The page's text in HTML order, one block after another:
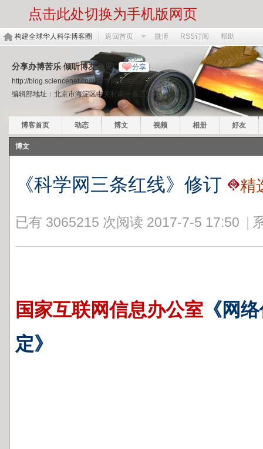
点击此处切换为手机版网页
构建全球华人科学博客圈 返回首页 微博 RSS订阅 帮助
分享办博苦乐 倾听博友意见 分享
http://blog.sciencenet.cn/u/科学网编辑部
编辑部地址：北京市海淀区中关村南一条乙三号
博客首页 动态 博文 视频 相册 好友
博文
《科学网三条红线》修订 精
已有 3065215 次阅读 2017-7-5 17:50
国家互联网信息办公室 《网
定》